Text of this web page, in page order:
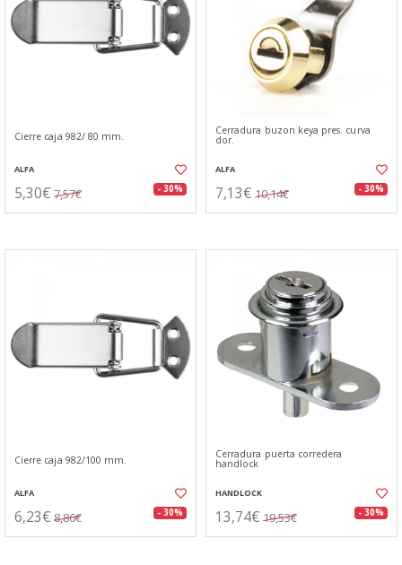
Cierre caja 982/ 80 mm.
ALFA
5,30€ 7,57€ - 30%
Cerradura buzon keya pres. curva
dor.
ALFA
7,13€ 10,14€ - 30%
Cierre caja 982/100 mm.
ALFA
6,23€ 8,86€ - 30%
Cerradura puerta corredera
handlock
HANDLOCK
13,74€ 19,53€ - 30%